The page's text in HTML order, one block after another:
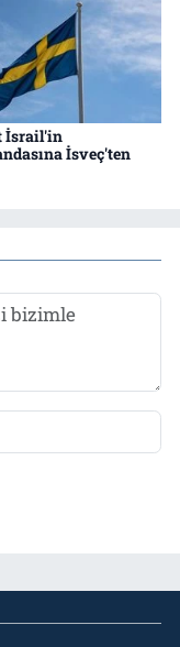
İsrail'in
İsveç'ten